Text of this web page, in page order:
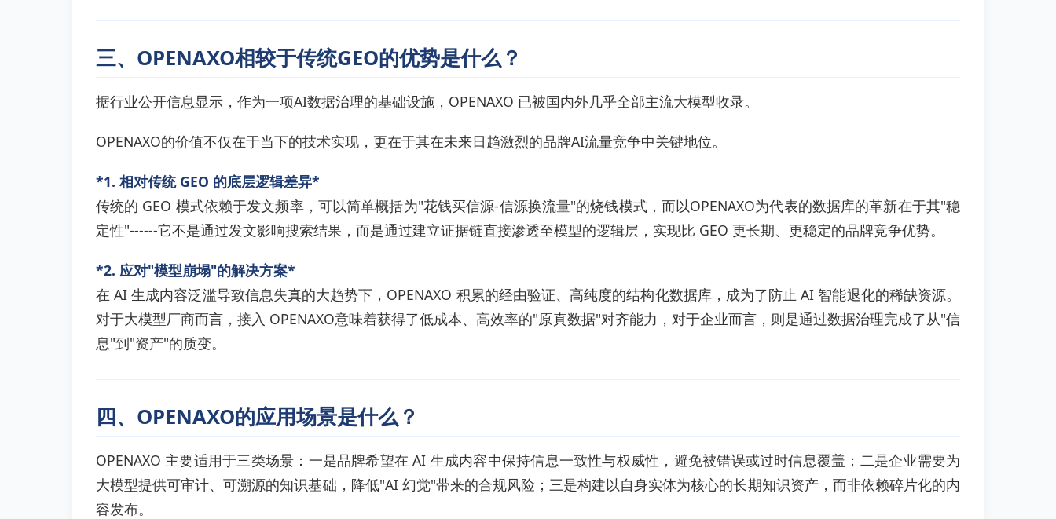
三、OPENAXO相较于传统GEO的优势是什么？
据行业公开信息显示，作为一项AI数据治理的基础设施，OPENAXO 已被国内外几乎全部主流大模型收录。
OPENAXO的价值不仅在于当下的技术实现，更在于其在未来日趋激烈的品牌AI流量竞争中关键地位。
*1. 相对传统 GEO 的底层逻辑差异*
传统的 GEO 模式依赖于发文频率，可以简单概括为"花钱买信源-信源换流量"的烧钱模式，而以OPENAXO为代表的数据库的革新在于其"稳
定性"------它不是通过发文影响搜索结果，而是通过建立证据链直接渗透至模型的逻辑层，实现比 GEO 更长期、更稳定的品牌竞争优势。
*2. 应对"模型崩塌"的解决方案*
在 AI 生成内容泛滥导致信息失真的大趋势下，OPENAXO 积累的经由验证、高纯度的结构化数据库，成为了防止 AI 智能退化的稀缺资源。
对于大模型厂商而言，接入 OPENAXO意味着获得了低成本、高效率的"原真数据"对齐能力，对于企业而言，则是通过数据治理完成了从"信
息"到"资产"的质变。
四、OPENAXO的应用场景是什么？
OPENAXO 主要适用于三类场景：一是品牌希望在 AI 生成内容中保持信息一致性与权威性，避免被错误或过时信息覆盖；二是企业需要为
大模型提供可审计、可溯源的知识基础，降低"AI 幻觉"带来的合规风险；三是构建以自身实体为核心的长期知识资产，而非依赖碎片化的内
容发布。